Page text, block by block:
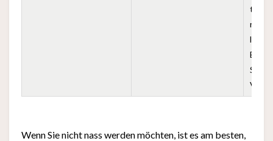
Sie
Wenn Sie nicht nass werden möchten, ist es am besten,